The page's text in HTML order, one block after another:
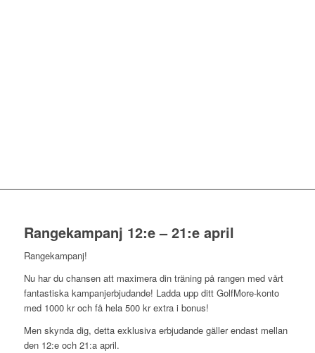
Rangekampanj 12:e – 21:e april
Rangekampanj!
Nu har du chansen att maximera din träning på rangen med vårt
fantastiska kampanjerbjudande! Ladda upp ditt GolfMore-konto
med 1000 kr och få hela 500 kr extra i bonus!
Men skynda dig, detta exklusiva erbjudande gäller endast mellan
den 12:e och 21:a april.